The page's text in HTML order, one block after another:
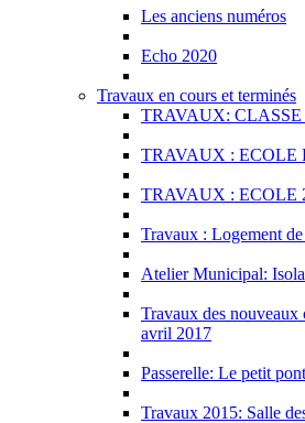
Les anciens numéros
Echo 2020
Travaux en cours et terminés
TRAVAUX:
TRAVAUX : ECOLE
TRAVAUX : ECOLE
Travaux : Logement
Atelier Municipal:
Travaux des nouveaux
avril 2017
Passerelle: Le petit
Travaux 2015: Salle